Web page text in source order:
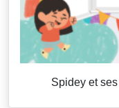
Spidey et